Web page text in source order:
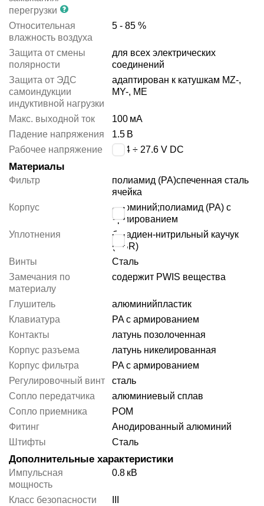
перегрузки
Относительная
влажность воздуха
5 - 85 %
Защита от смены
полярности
для всех электрических
соединений
Защита от ЭДС
самоиндукции
индуктивной нагрузки
адаптирован к катушкам MZ-,
MY-, ME
Макс. выходной ток 100 мА
Падение напряжения
1.5 В
Рабочее напряжение
20.4 ÷ 27.6 V DC
Материалы
Фильтр полиамид (PA)спеченная сталь
ячейка
Корпус
алюминий;полиамид (PA) с
армированием
Уплотнения
бутадиен-нитрильный каучук
(NBR)
Винты
Сталь
Замечания по
материалу
содержит PWIS вещества
Глушитель алюминийпластик
Клавиатура
PA с армированием
Контакты
латунь позолоченная
Корпус разъема
латунь никелированная
Корпус фильтра
PA с армированием
Регулировочный винт
сталь
Сопло передатчика
алюминиевый сплав
Сопло приемника
POM
Фитинг
Анодированный алюминий
Штифты
Сталь
Дополнительные характеристики
Импульсная
мощность
0.8 кВ
Класс безопасности